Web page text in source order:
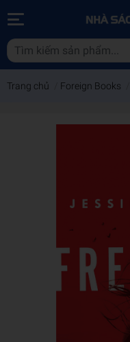
Trang chủ Foreign Books